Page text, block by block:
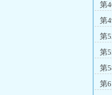
第
第
第
第
第
第